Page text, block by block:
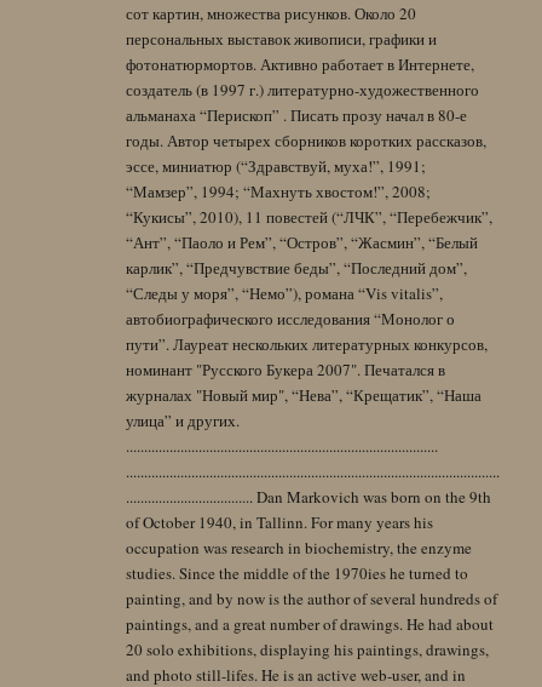
сот картин, множества рисунков. Около 20
персональных выставок живописи, графики и
фотонатюрмортов. Активно работает в Интернете,
создатель (в 1997 г.) литературно-художественного
альманаха “Перископ” . Писать прозу начал в 80-е
годы. Автор четырех сборников коротких рассказов,
эссе, миниатюр (“Здравствуй, муха!”, 1991;
“Мамзер”, 1994; “Махнуть хвостом!”, 2008;
“Кукисы”, 2010), 11 повестей (“ЛЧК”, “Перебежчик”,
“Ант”, “Паоло и Рем”, “Остров”, “Жасмин”, “Белый
карлик”, “Предчувствие беды”, “Последний дом”,
“Следы у моря”, “Немо”), романа “Vis vitalis”,
автобиографического исследования “Монолог о
пути”. Лауреат нескольких литературных конкурсов,
номинант "Русского Букера 2007". Печатался в
журналах "Новый мир", “Нева”, “Крещатик”, “Наша
улица” и других.
......................................................................................
.......................................................................................................
................................... Dan Markovich was born on the 9th
of October 1940, in Tallinn. For many years his
occupation was research in biochemistry, the enzyme
studies. Since the middle of the 1970ies he turned to
painting, and by now is the author of several hundreds of
paintings, and a great number of drawings. He had about
20 solo exhibitions, displaying his paintings, drawings,
and photo still-lifes. He is an active web-user, and in